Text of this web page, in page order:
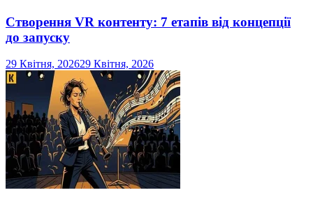
Створення VR контенту: 7 етапів від концепції
до запуску
29 Квітня, 202629 Квітня, 2026